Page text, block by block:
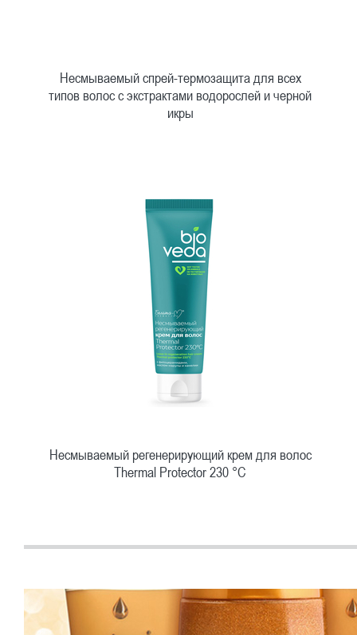
Несмываемый спрей-термозащита для всех
типов волос с экстрактами водорослей и черной
икры
Несмываемый регенерирующий крем для волос
Thermal Protector 230 °C